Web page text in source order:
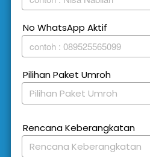
No WhatsApp Aktif
Pilihan Paket Umroh
Pilihan Paket Umroh
Rencana Keberangkatan
Rencana Keberangkatan